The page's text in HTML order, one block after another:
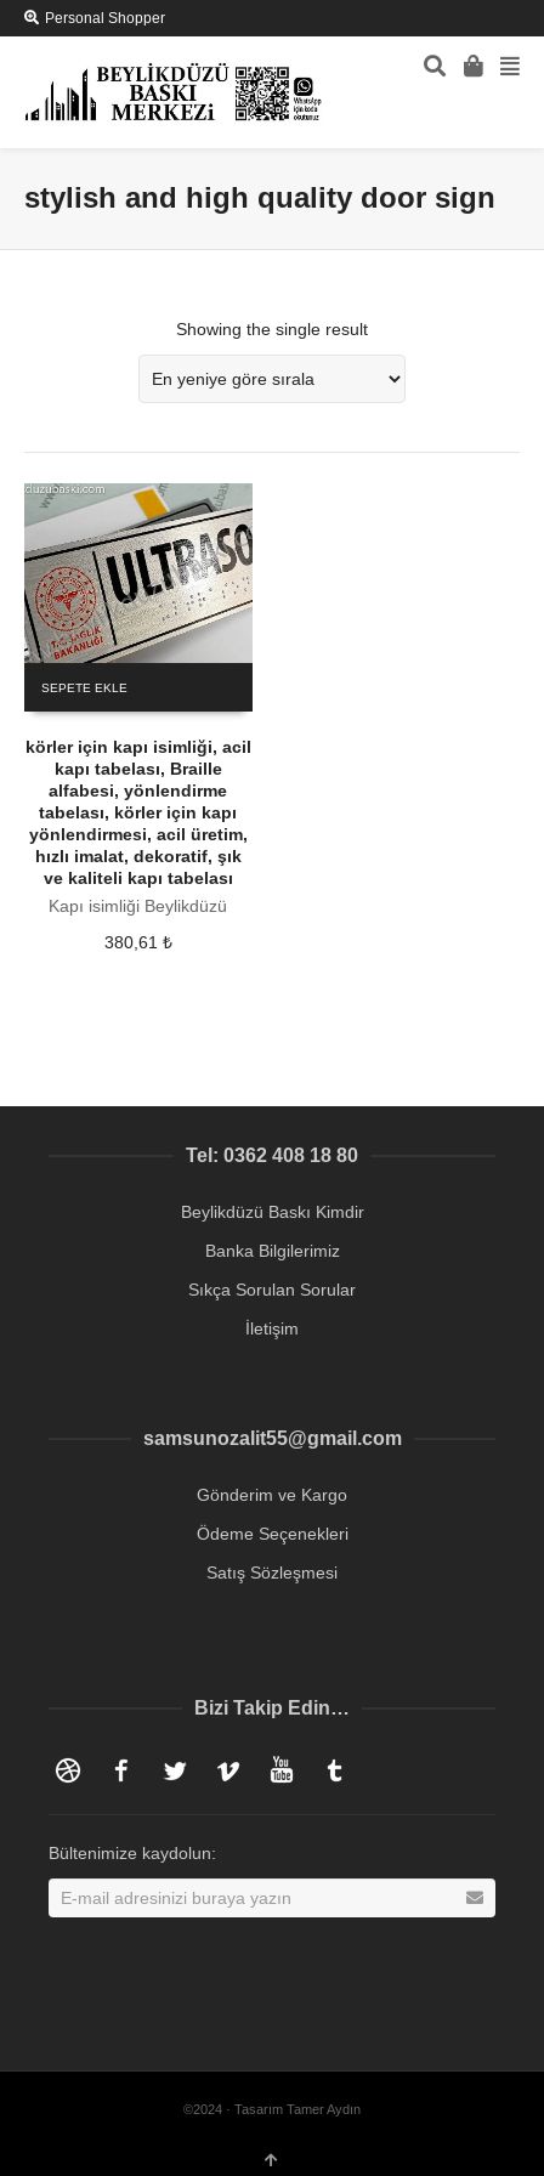
Personal Shopper
stylish and high quality door sign
Showing the single result
SEPETE EKLE
körler için kapı isimliği, acil
kapı tabelası, Braille
alfabesi, yönlendirme
tabelası, körler için kapı
yönlendirmesi, acil üretim,
hızlı imalat, dekoratif, şık
ve kaliteli kapı tabelası
Kapı isimliği Beylikdüzü
380,61 ₺
Tel: 0362 408 18 80
Beylikdüzü Baskı Kimdir
Banka Bilgilerimiz
Sıkça Sorulan Sorular
İletişim
samsunozalit55@gmail.com
Gönderim ve Kargo
Ödeme Seçenekleri
Satış Sözleşmesi
Bizi Takip Edin…
Dribbble FacebookTwitter Vimeo YouTube
Bültenimize kaydolun:
©2024 · Tasarım Tamer Aydın